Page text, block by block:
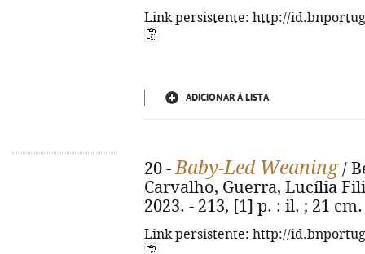
Link persistente: http://
ADICIONAR À LISTA
20 -Baby-Led Weaning/
Carvalho, Guerra, Lucília
2023. - 213, [1] p. : il. ; 21
Link persistente: http://